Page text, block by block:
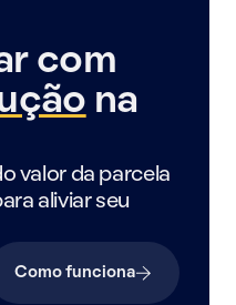
com
na
valor da parcela
aliviar seu
Como funciona